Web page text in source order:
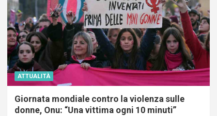
ATTUALITÀ
Giornata mondiale contro la violenza sulle
donne, Onu: “Una vittima ogni 10 minuti”